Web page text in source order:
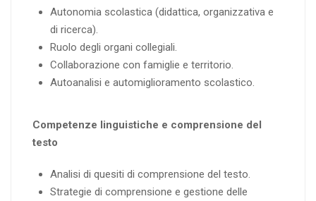
Autonomia scolastica (didattica, organizzativa e
di ricerca).
Ruolo degli organi collegiali.
Collaborazione con famiglie e territorio.
Autoanalisi e automiglioramento scolastico.
Competenze linguistiche e comprensione del
testo
Analisi di quesiti di comprensione del testo.
Strategie di comprensione e gestione delle